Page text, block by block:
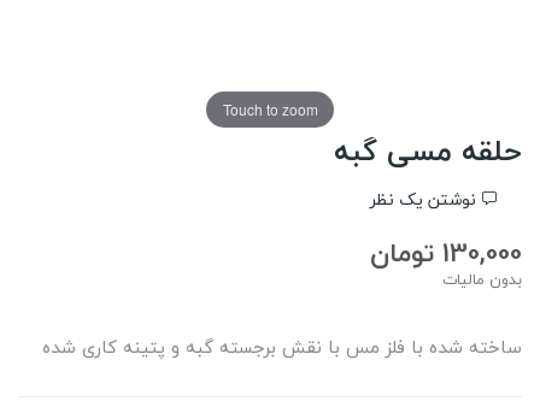
Touch to zoom
حلقه مسی گبه
نوشتن یک نظر
130,000 تومان
بدون مالیات
ساخته شده با فلز مس با نقش برجسته گبه و پتینه کاری شده